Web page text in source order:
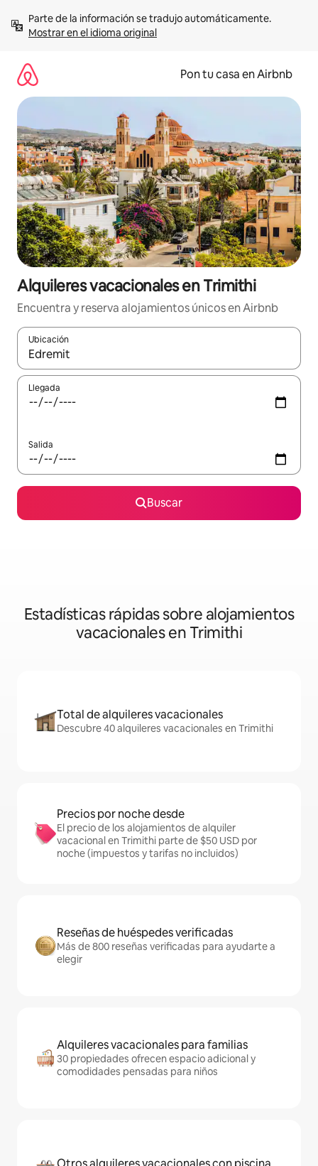
contenidoMostrar en el idioma original
Pon tu casa en Airbnb
Alquileres vacacionales en Trimithi
Encuentra y reserva alojamientos únicos en Airbnb
Ubicación
Cuando los resultados estén disponibles, navega con las
Llegada
Salida
Buscar
Estadísticas rápidas sobre alojamientos
vacacionales en Trimithi
Total de alquileres vacacionales
Descubre 40 alquileres vacacionales en Trimithi
Precios por noche desde
El precio de los alojamientos de alquiler
vacacional en Trimithi parte de $50 USD por
noche (impuestos y tarifas no incluidos)
Reseñas de huéspedes verificadas
Más de 800 reseñas verificadas para ayudarte a
elegir
Alquileres vacacionales para familias
30 propiedades ofrecen espacio adicional y
comodidades pensadas para niños